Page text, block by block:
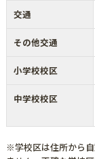
交通
その他交通
小学校校区
中学校校区
※学校区は住所から